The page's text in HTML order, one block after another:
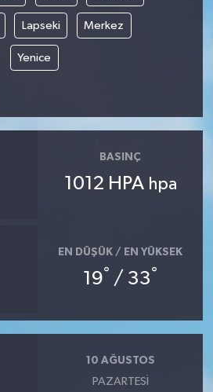
Lapseki Merkez
Yenice
BASINÇ
1012 HPA hpa
EN DÜŞÜK / EN YÜKSEK
19° / 33°
10 AĞUSTOS
PAZARTESI